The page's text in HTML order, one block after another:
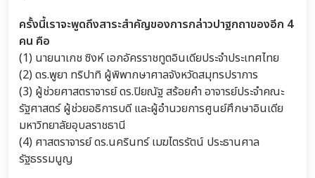
ครั้งนี้เราจะพูดถึงสาระสำคัญของการกล่าวปาฐกถาของอีก 4
คน คือ
(1) นายนาเกช ซิงห์ เอกอัครราชทูตอินเดียประจำประเทศไทย
(2) ดร.พูยา ทริปาทิ ผู้พิพากษาศาลจังหวัดสมุทรปราการ
(3) ผู้ช่วยศาสตราจารย์ ดร.ปิยณัฐ สร้อยคำ อาจารย์ประจำคณะ
รัฐศาสตร์ ผู้ช่วยอธิการบดี และผู้อำนวยการศูนย์ศึกษาอินเดีย
มหาวิทยาลัยอุบลราชธานี
(4) ศาสตราจารย์ ดร.นครินทร์ เมฆไตรรัตน์ ประธานศาล
รัฐธรรมนูญ